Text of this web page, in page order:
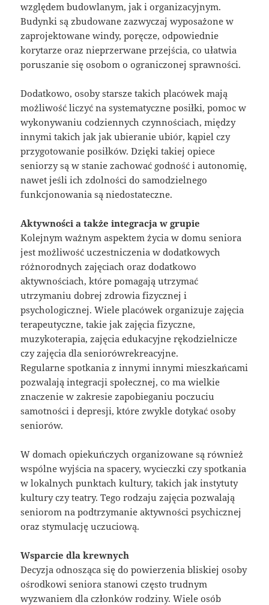
względem budowlanym, jak i organizacyjnym.
Budynki są zbudowane zazwyczaj wyposażone w
zaprojektowane windy, poręcze, odpowiednie
korytarze oraz nieprzerwane przejścia, co ułatwia
poruszanie się osobom o ograniczonej sprawności.
Dodatkowo, osoby starsze takich placówek mają
możliwość liczyć na systematyczne posiłki, pomoc w
wykonywaniu codziennych czynnościach, między
innymi takich jak jak ubieranie ubiór, kąpiel czy
przygotowanie posiłków. Dzięki takiej opiece
seniorzy są w stanie zachować godność i autonomię,
nawet jeśli ich zdolności do samodzielnego
funkcjonowania są niedostateczne.
Aktywności a także integracja w grupie
Kolejnym ważnym aspektem życia w domu seniora
jest możliwość uczestniczenia w dodatkowych
różnorodnych zajęciach oraz dodatkowo
aktywnościach, które pomagają utrzymać
utrzymaniu dobrej zdrowia fizycznej i
psychologicznej. Wiele placówek organizuje zajęcia
terapeutyczne, takie jak zajęcia fizyczne,
muzykoterapia, zajęcia edukacyjne rękodzielnicze
czy zajęcia dla seniorówrekreacyjne.
Regularne spotkania z innymi innymi mieszkańcami
pozwalają integracji społecznej, co ma wielkie
znaczenie w zakresie zapobieganiu poczuciu
samotności i depresji, które zwykle dotykać osoby
seniorów.
W domach opiekuńczych organizowane są również
wspólne wyjścia na spacery, wycieczki czy spotkania
w lokalnych punktach kultury, takich jak instytuty
kultury czy teatry. Tego rodzaju zajęcia pozwalają
seniorom na podtrzymanie aktywności psychicznej
oraz stymulację uczuciową.
Wsparcie dla krewnych
Decyzja odnosząca się do powierzenia bliskiej osoby
ośrodkowi seniora stanowi często trudnym
wyzwaniem dla członków rodziny. Wiele osób